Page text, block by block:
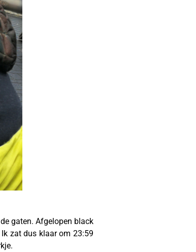
gaten. Afgelopen black
zat dus klaar om 23:59